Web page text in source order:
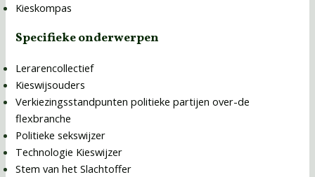
Kieskompas
Specifieke onderwerpen
Lerarencollectief
Kieswijsouders
Verkiezingsstandpunten politieke partijen over-de
flexbranche
Politieke sekswijzer
Technologie Kieswijzer
Stem van het Slachtoffer